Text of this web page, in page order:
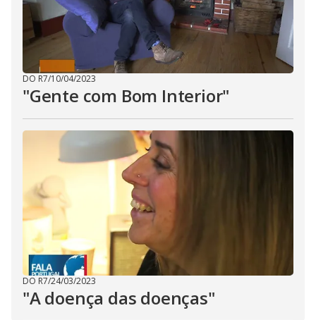
DO R7/10/04/2023
"Gente com Bom Interior"
DO R7/24/03/2023
"A doença das doenças"